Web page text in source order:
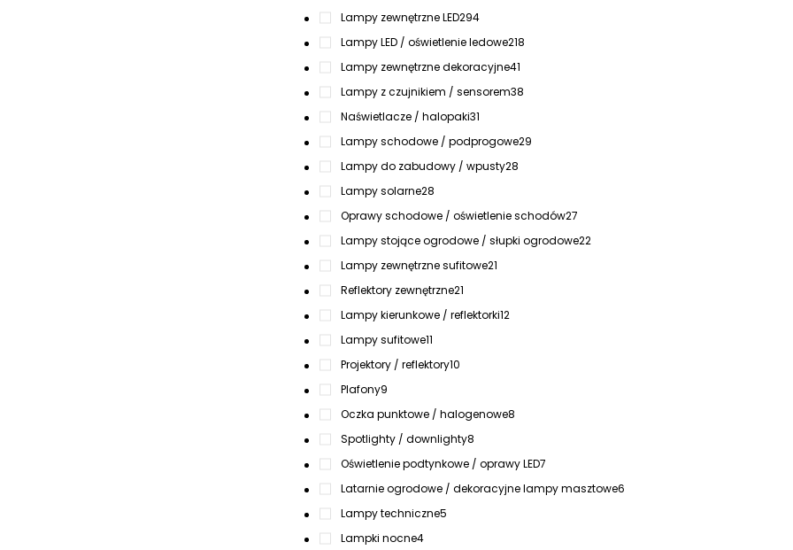
Lampy zewnętrzne LED294
Lampy LED / oświetlenie ledowe218
Lampy zewnętrzne dekoracyjne41
Lampy z czujnikiem / sensorem38
Naświetlacze / halopaki31
Lampy schodowe / podprogowe29
Lampy do zabudowy / wpusty28
Lampy solarne28
Oprawy schodowe / oświetlenie schodów27
Lampy stojące ogrodowe / słupki ogrodowe22
Lampy zewnętrzne sufitowe21
Reflektory zewnętrzne21
Lampy kierunkowe / reflektorki12
Lampy sufitowe11
Projektory / reflektory10
Plafony9
Oczka punktowe / halogenowe8
Spotlighty / downlighty8
Oświetlenie podtynkowe / oprawy LED7
Latarnie ogrodowe / dekoracyjne lampy masztowe6
Lampy techniczne5
Lampki nocne4